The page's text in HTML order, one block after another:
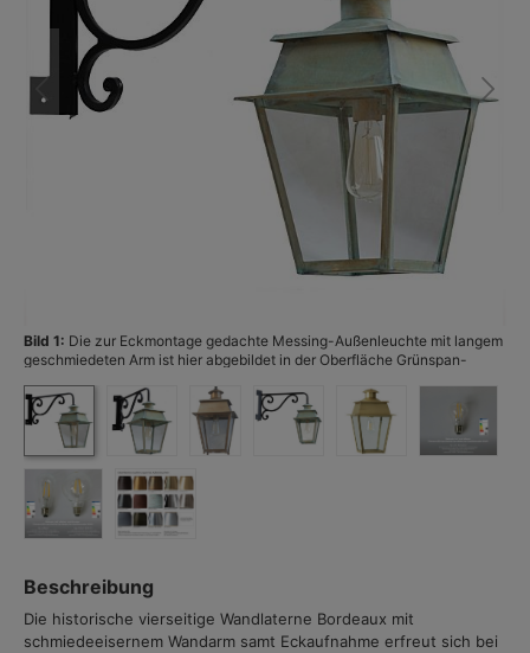
Bild 1: Die zur Eckmontage gedachte Messing-Außenleuchte mit langem
geschmiedeten Arm ist hier abgebildet in der Oberfläche Grünspan-
Beschreibung
Die historische vierseitige Wandlaterne Bordeaux mit
schmiedeeisernem Wandarm samt Eckaufnahme erfreut sich bei